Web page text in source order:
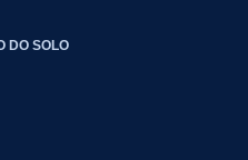
DO SOLO